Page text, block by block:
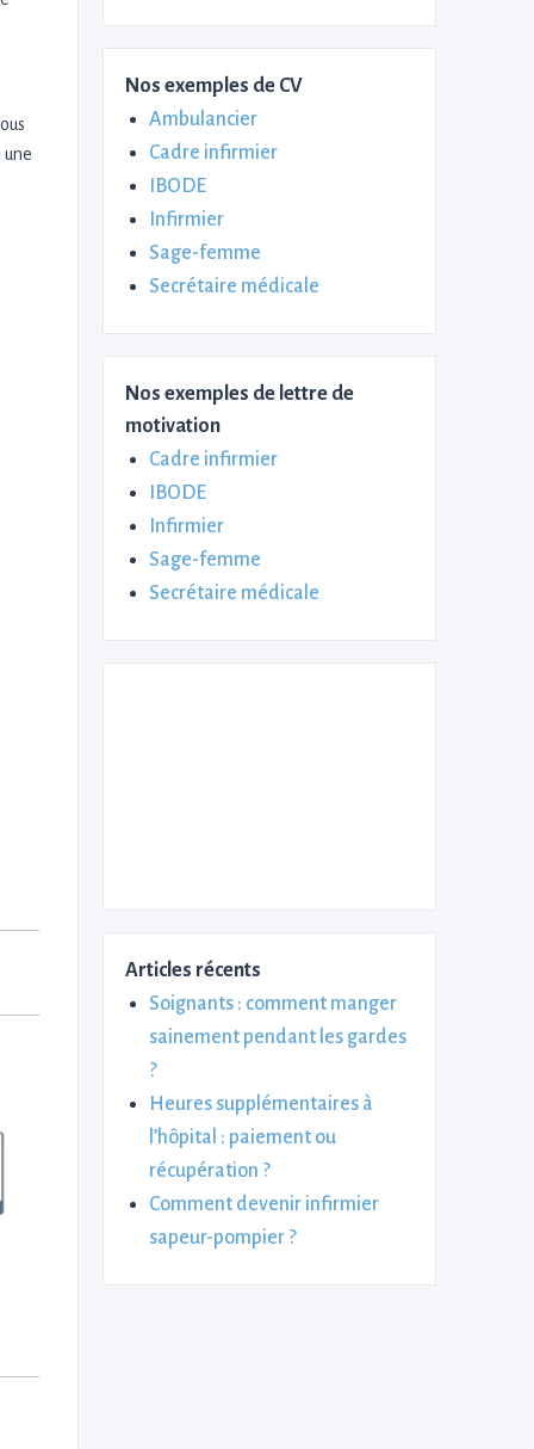
une
Nos exemples de CV
Ambulancier
Cadre infirmier
IBODE
Infirmier
Sage-femme
Secrétaire médicale
Nos exemples de lettre de
motivation
Cadre infirmier
IBODE
Infirmier
Sage-femme
Secrétaire médicale
Articles récents
Soignants : comment manger
sainement pendant les gardes
?
Heures supplémentaires à
l’hôpital : paiement ou
récupération ?
Comment devenir infirmier
sapeur-pompier ?